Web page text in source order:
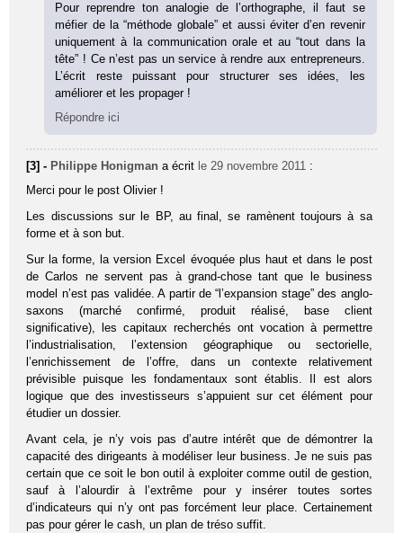
Pour reprendre ton analogie de l’orthographe, il faut se
méfier de la “méthode globale” et aussi éviter d’en revenir
uniquement à la communication orale et au “tout dans la
tête” ! Ce n’est pas un service à rendre aux entrepreneurs.
L’écrit reste puissant pour structurer ses idées, les
améliorer et les propager !
Répondre ici
[3] - Philippe Honigman a écrit le 29 novembre 2011 :
Merci pour le post Olivier !
Les discussions sur le BP, au final, se ramènent toujours à sa
forme et à son but.
Sur la forme, la version Excel évoquée plus haut et dans le post
de Carlos ne servent pas à grand-chose tant que le business
model n’est pas validée. A partir de “l’expansion stage” des anglo-
saxons (marché confirmé, produit réalisé, base client
significative), les capitaux recherchés ont vocation à permettre
l’industrialisation, l’extension géographique ou sectorielle,
l’enrichissement de l’offre, dans un contexte relativement
prévisible puisque les fondamentaux sont établis. Il est alors
logique que des investisseurs s’appuient sur cet élément pour
étudier un dossier.
Avant cela, je n’y vois pas d’autre intérêt que de démontrer la
capacité des dirigeants à modéliser leur business. Je ne suis pas
certain que ce soit le bon outil à exploiter comme outil de gestion,
sauf à l’alourdir à l’extrême pour y insérer toutes sortes
d’indicateurs qui n’y ont pas forcément leur place. Certainement
pas pour gérer le cash, un plan de tréso suffit.